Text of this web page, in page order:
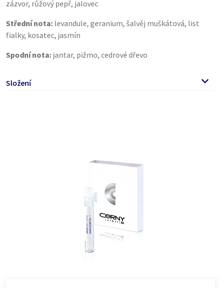
zázvor, růžový pepř, jalovec
Střední nota: levandule, geranium, šalvěj muškátová, list
fialky, kosatec, jasmín
Spodní nota: jantar, pižmo, cedrové dřevo
Složení